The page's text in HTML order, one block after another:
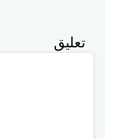
تعليق